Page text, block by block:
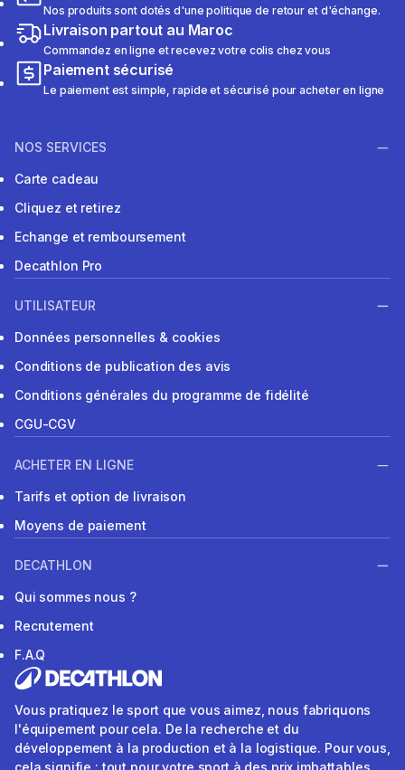
Nos produits sont dotés d'une politique de retour et d'échange.
Livraison partout au Maroc
Commandez en ligne et recevez votre colis chez vous
Paiement sécurisé
Le paiement est simple, rapide et sécurisé pour acheter en ligne
NOS SERVICES
Carte cadeau
Cliquez et retirez
Echange et remboursement
Decathlon Pro
UTILISATEUR
Données personnelles & cookies
Conditions de publication des avis
Conditions générales du programme de fidélité
CGU-CGV
ACHETER EN LIGNE
Tarifs et option de livraison
Moyens de paiement
DECATHLON
Qui sommes nous ?
Recrutement
F.A.Q
Vous pratiquez le sport que vous aimez, nous fabriquons
l'équipement pour cela. De la recherche et du
développement à la production et à la logistique. Pour vous,
cela signifie : tout pour votre sport à des prix imbattables.